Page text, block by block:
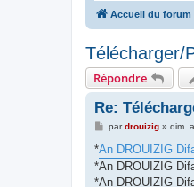
Accueil du forum
Télécharger/
Répondre
Re:
M
s
s
a
g
pardrouizig» dim.
*An DROUIZIG
*An DROUIZIG
*An DROUIZIG